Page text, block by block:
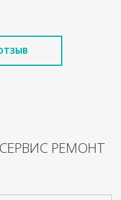
РЕМОНТ